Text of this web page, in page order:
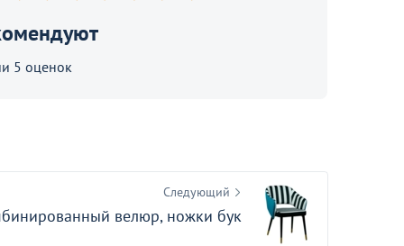
5 оценок
Следующий
велюр, ножки бук
металлические